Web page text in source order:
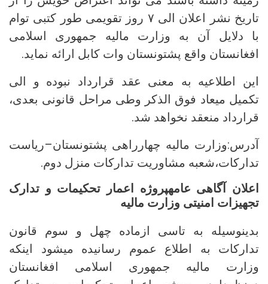
تاریخ نشر اعلان الی ۷ روز تقویمی طور کتبی توام
با دلایل آن به وزارت مالیه جمهوری اسلامی
افغانستان واقع پشتونستان وات کابل ارائه نماید.
این اطلاعیه به معنی عقد قرارداد نبوده و الی
تکمیل میعاد فوق الذکر وطی مراحل قانونی بعدی،
قرارداد منعقد نخواهد شد.
آدرس:وزارت مالیه چهارراهی پشتونستان–ریاست
تدارکات،شعبه مشاوریت تدارکات منزل دوم.
اعلان آگاهی عامهپروژه اعمار تحكيمات و تدارک
تجهیزات امنیتی وزارت مالیه
بدینوسیله به تاسی ازماده چهل و سوم قانون
تدارکات به اطلاع عموم رسانیده میشود اینکه
وزارت مالیه جمهوری اسلامی افغانستان